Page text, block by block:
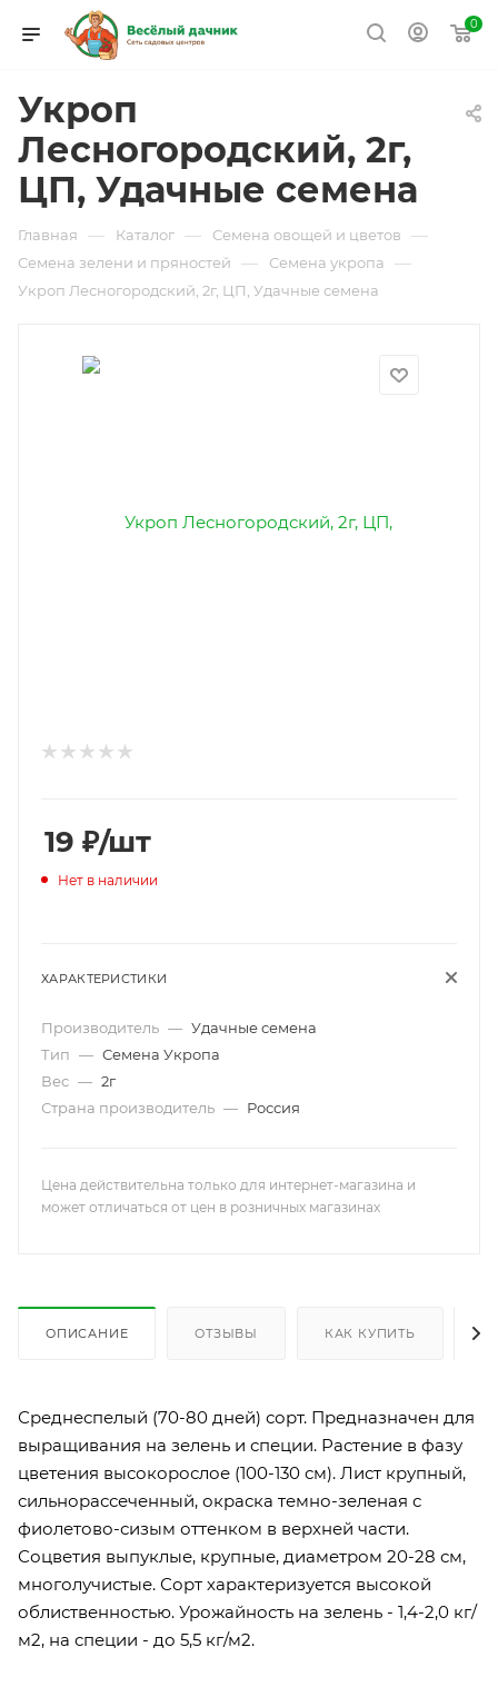
0
Укроп
Лесногородский, 2г,
ЦП, Удачные семена
Главная — Каталог — Семена овощей и цветов —
Семена зелени и пряностей — Семена укропа —
Укроп Лесногородский, 2г, ЦП, Удачные семена
19 ₽/шт
Нет в наличии
ХАРАКТЕРИСТИКИ
Производитель — Удачные семена
Тип — Семена Укропа
Вес — 2г
Страна производитель — Россия
Цена действительна только для интернет-магазина и
может отличаться от цен в розничных магазинах
ОПИСАНИЕ ОТЗЫВЫ КАК КУПИТЬ
Среднеспелый (70-80 дней) сорт. Предназначен для
выращивания на зелень и специи. Растение в фазу
цветения высокорослое (100-130 см). Лист крупный,
сильнорассеченный, окраска темно-зеленая с
фиолетово-сизым оттенком в верхней части.
Соцветия выпуклые, крупные, диаметром 20-28 см,
многолучистые. Сорт характеризуется высокой
облиственностью. Урожайность на зелень - 1,4-2,0 кг/
м2, на специи - до 5,5 кг/м2.